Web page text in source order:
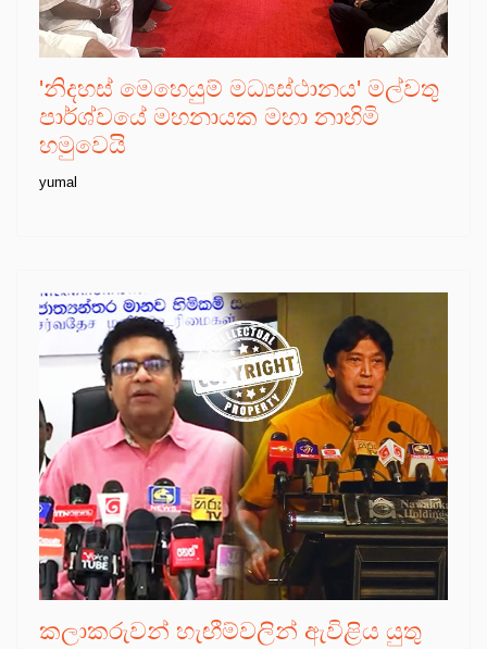
'නිදහස් මෙහෙයුම් මධ්‍යස්ථානය' මල්වතු
පාර්ශ්වයේ මහනායක මහා නාහිමි
හමුවෙයි
yumal
කලාකරුවන් හැඟීම්වලින් ඇවිළිය යුතු